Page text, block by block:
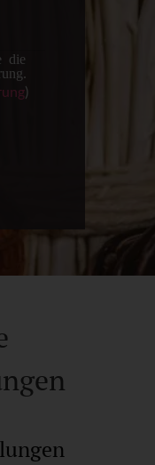
die
)